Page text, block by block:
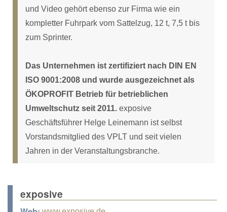
und Video gehört ebenso zur Firma wie ein
kompletter Fuhrpark vom Sattelzug, 12 t, 7,5 t bis
zum Sprinter.
Das Unternehmen ist zertifiziert nach DIN EN
ISO 9001:2008 und wurde ausgezeichnet als
ÖKOPROFIT Betrieb für betrieblichen
Umweltschutz seit 2011. exposive
Geschäftsführer Helge Leinemann ist selbst
Vorstandsmitglied des VPLT und seit vielen
Jahren in der Veranstaltungsbranche.
exposive